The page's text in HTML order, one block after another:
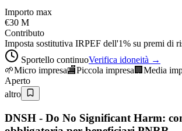
Importo max
€30 M
Contributo
Imposta sostitutiva IRPEF dell'1% su premi di
Sportello continuoVerifica idoneità →
🌱Micro impresa🏬Piccola impresa 🏢 Media
Aperto
altro
DNSH - Do No Significant Harm: